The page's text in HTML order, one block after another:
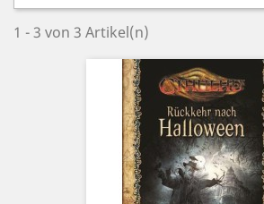
1 - 3 von 3 Artikel(n)